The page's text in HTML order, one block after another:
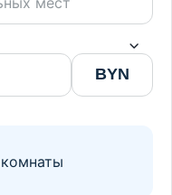
BYN